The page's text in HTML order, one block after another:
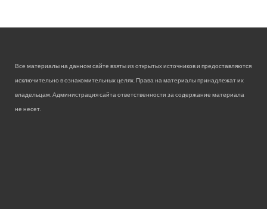
Все материалы на данном сайте взяты из открытых источников и предоставляются
исключительно в ознакомительных целях. Права на материалы принадлежат их
владельцам. Администрация сайта ответственности за содержание материала
не несет.